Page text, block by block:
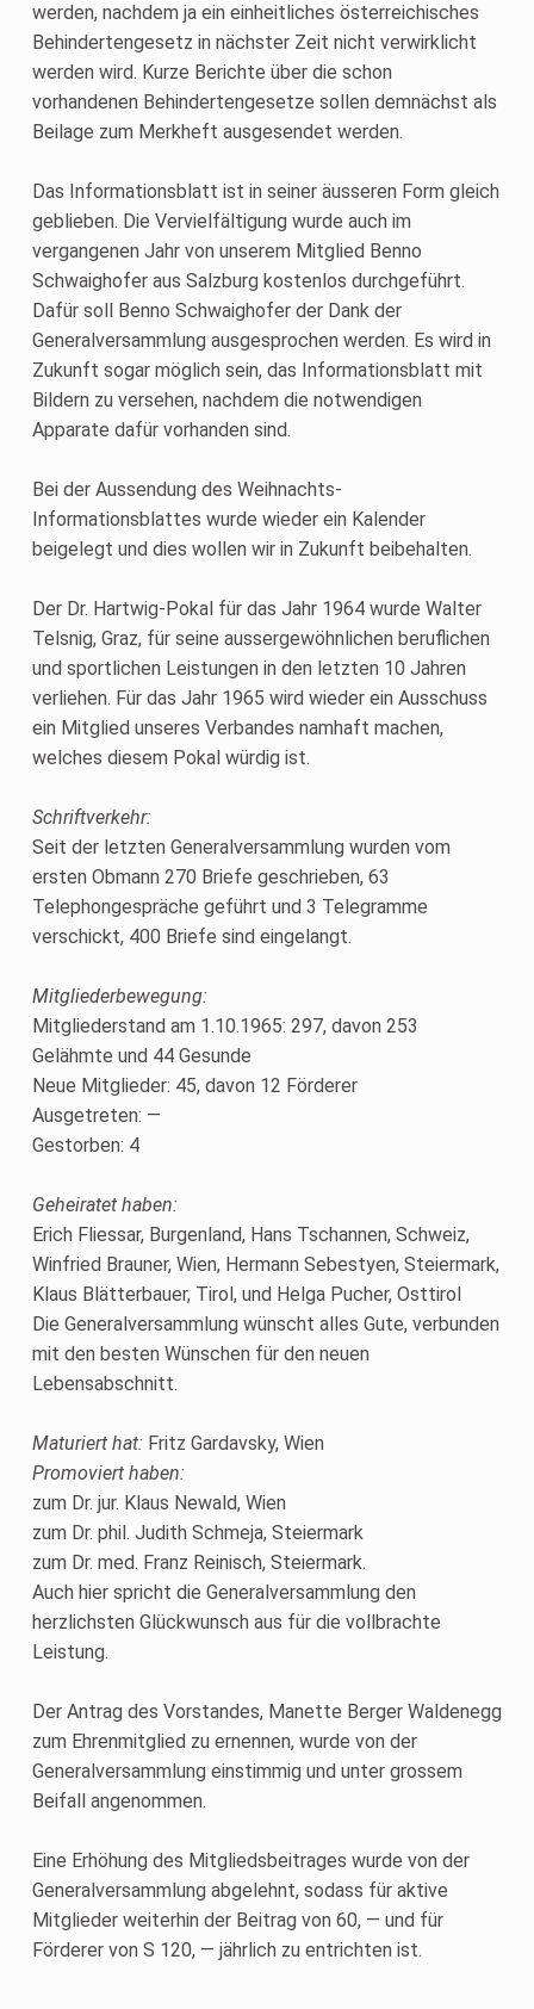
werden, nachdem ja ein einheitliches österreichisches
Behindertengesetz in nächster Zeit nicht verwirklicht
werden wird. Kurze Berichte über die schon
vorhandenen Behindertengesetze sollen demnächst als
Beilage zum Merkheft ausgesendet werden.
Das Informationsblatt ist in seiner äusseren Form gleich
geblieben. Die Vervielfältigung wurde auch im
vergangenen Jahr von unserem Mitglied Benno
Schwaighofer aus Salzburg kostenlos durchgeführt.
Dafür soll Benno Schwaighofer der Dank der
Generalversammlung ausgesprochen werden. Es wird in
Zukunft sogar möglich sein, das Informationsblatt mit
Bildern zu versehen, nachdem die notwendigen
Apparate dafür vorhanden sind.
Bei der Aussendung des Weihnachts-
Informationsblattes wurde wieder ein Kalender
beigelegt und dies wollen wir in Zukunft beibehalten.
Der Dr. Hartwig-Pokal für das Jahr 1964 wurde Walter
Telsnig, Graz, für seine aussergewöhnlichen beruflichen
und sportlichen Leistungen in den letzten 10 Jahren
verliehen. Für das Jahr 1965 wird wieder ein Ausschuss
ein Mitglied unseres Verbandes namhaft machen,
welches diesem Pokal würdig ist.
Schriftverkehr:
Seit der letzten Generalversammlung wurden vom
ersten Obmann 270 Briefe geschrieben, 63
Telephongespräche geführt und 3 Telegramme
verschickt, 400 Briefe sind eingelangt.
Mitgliederbewegung:
Mitgliederstand am 1.10.1965: 297, davon 253
Gelähmte und 44 Gesunde
Neue Mitglieder: 45, davon 12 Förderer
Ausgetreten: —
Gestorben: 4
Geheiratet haben:
Erich Fliessar, Burgenland, Hans Tschannen, Schweiz,
Winfried Brauner, Wien, Hermann Sebestyen, Steiermark,
Klaus Blätterbauer, Tirol, und Helga Pucher, Osttirol
Die Generalversammlung wünscht alles Gute, verbunden
mit den besten Wünschen für den neuen
Lebensabschnitt.
Maturiert hat:Fritz Gardavsky, Wien
Promoviert haben:
zum Dr. jur. Klaus Newald, Wien
zum Dr. phil. Judith Schmeja, Steiermark
zum Dr. med. Franz Reinisch, Steiermark.
Auch hier spricht die Generalversammlung den
herzlichsten Glückwunsch aus für die vollbrachte
Leistung.
Der Antrag des Vorstandes, Manette Berger Waldenegg
zum Ehrenmitglied zu ernennen, wurde von der
Generalversammlung einstimmig und unter grossem
Beifall angenommen.
Eine Erhöhung des Mitgliedsbeitrages wurde von der
Generalversammlung abgelehnt, sodass für aktive
Mitglieder weiterhin der Beitrag von 60, — und für
Förderer von S 120, — jährlich zu entrichten ist.